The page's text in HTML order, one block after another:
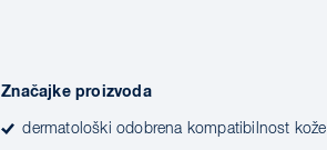
Značajke proizvoda
dermatološki odobrena kompatibilnost kože